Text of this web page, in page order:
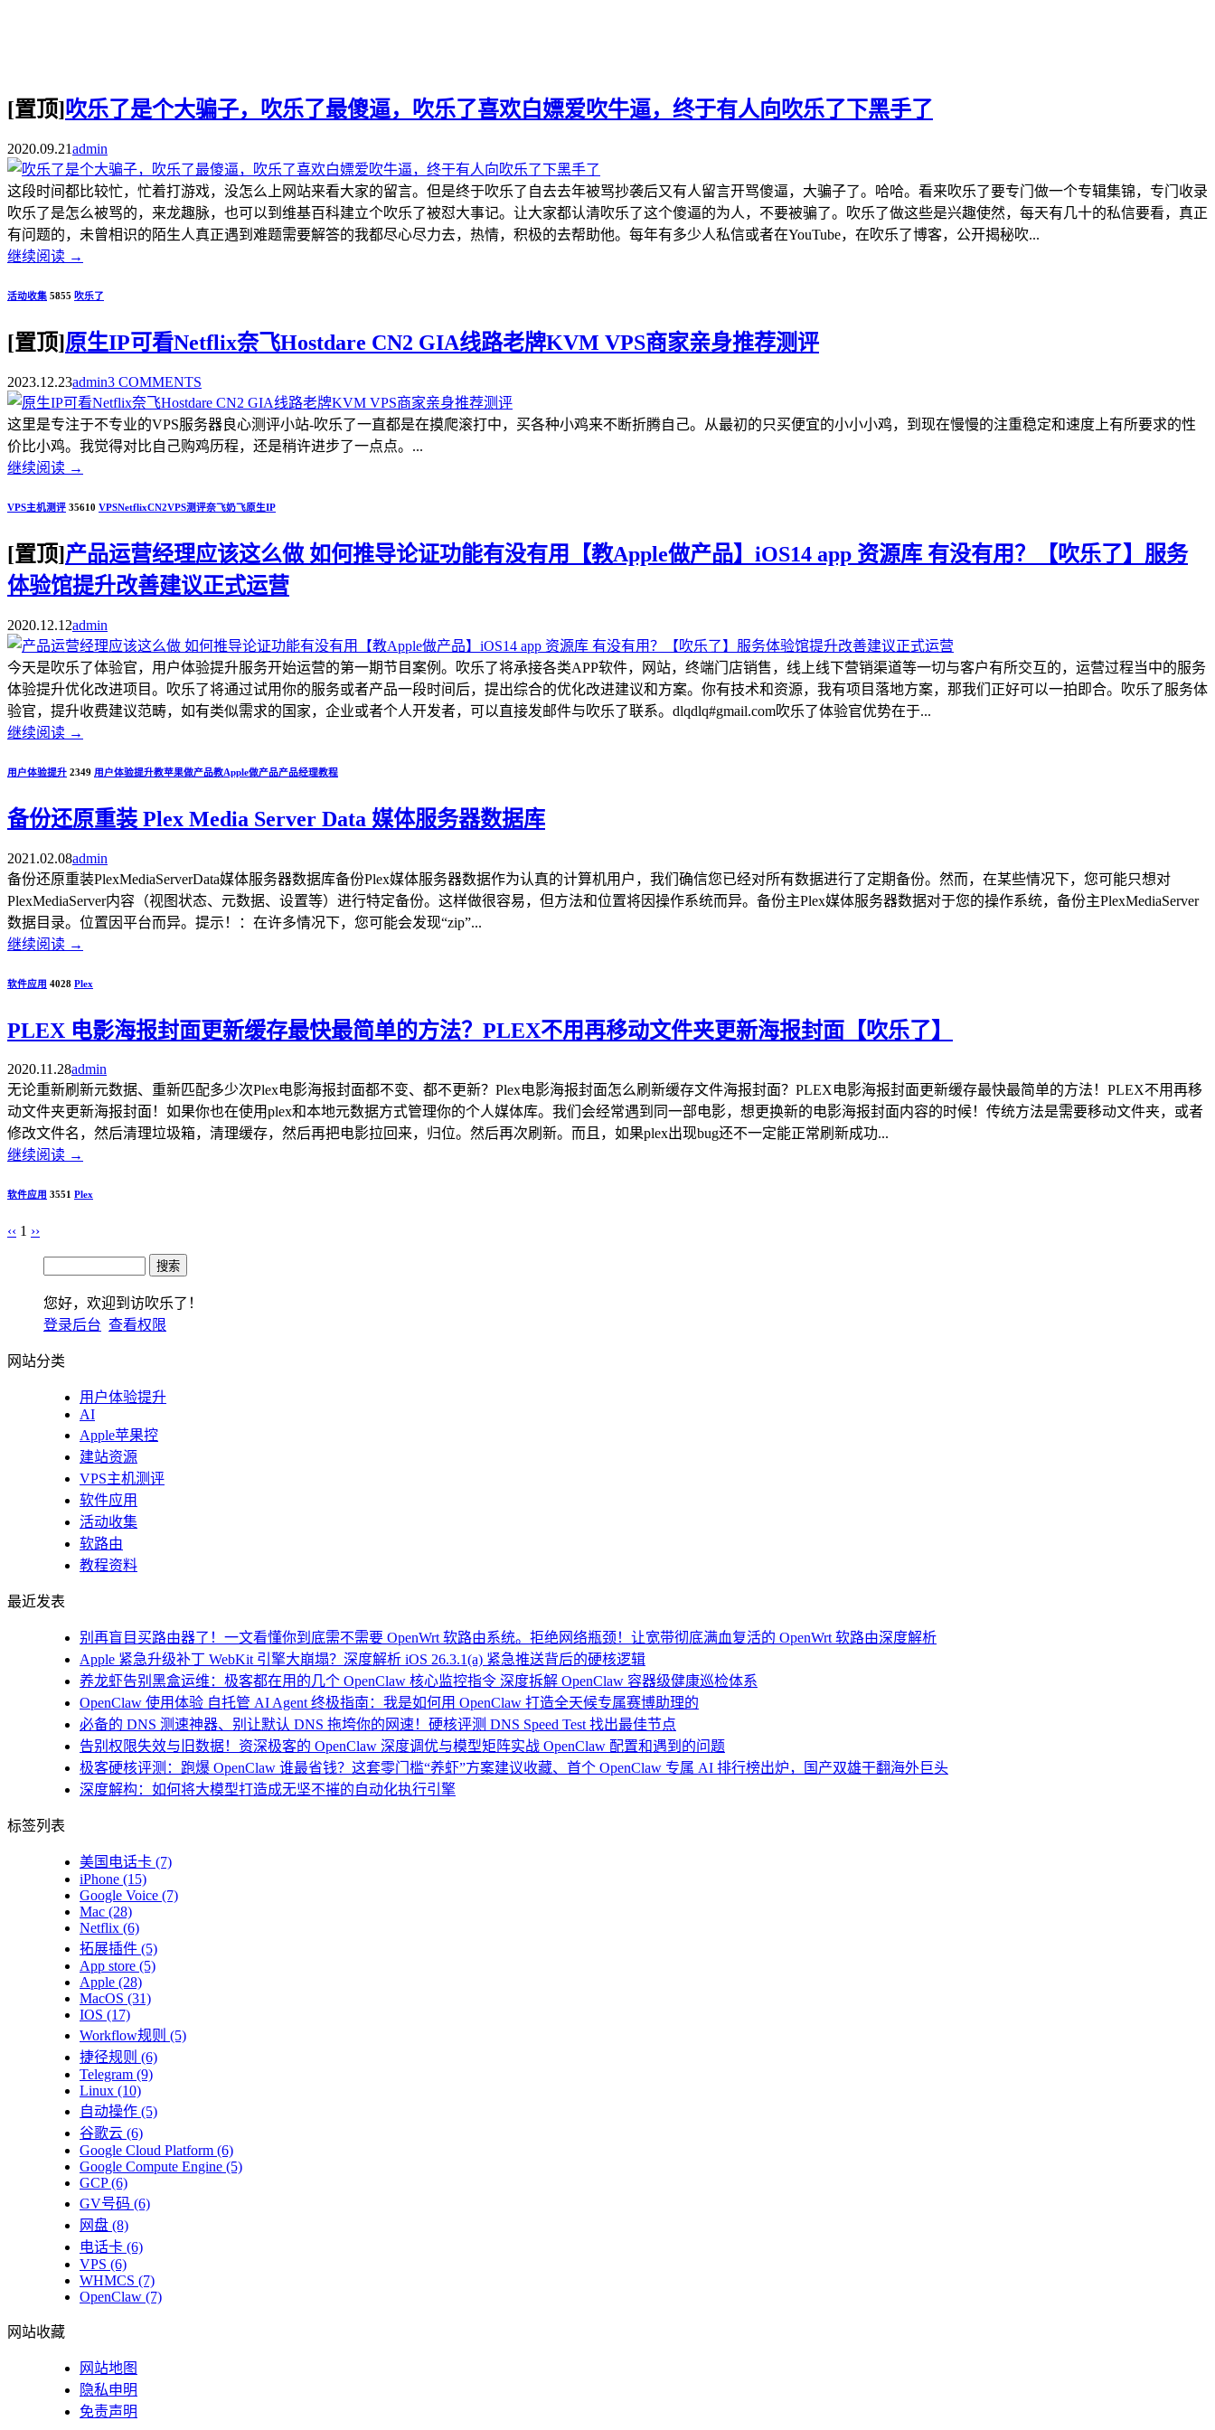
[置顶]吹乐了是个大骗子，吹乐了最傻逼，吹乐了喜欢白嫖爱吹牛逼，终于有人向吹乐了下黑手了
2020.09.21admin
这段时间都比较忙，忙着打游戏，没怎么上网站来看大家的留言。但是终于吹乐了自去去年被骂抄袭后又有人留言开骂傻逼，大骗子了。哈哈。看来吹乐了要专门做一个专辑集锦，专门收录
吹乐了是怎么被骂的，来龙趣脉，也可以到维基百科建立个吹乐了被怼大事记。让大家都认清吹乐了这个傻逼的为人，不要被骗了。吹乐了做这些是兴趣使然，每天有几十的私信要看，真正
有问题的，未曾相识的陌生人真正遇到难题需要解答的我都尽心尽力去，热情，积极的去帮助他。每年有多少人私信或者在YouTube，在吹乐了博客，公开揭秘吹...
继续阅读 →
活动收集 5855 吹乐了
[置顶]原生IP可看Netflix奈飞Hostdare CN2 GIA线路老牌KVM VPS商家亲身推荐测评
2023.12.23admin3 COMMENTS
这里是专注于不专业的VPS服务器良心测评小站-吹乐了一直都是在摸爬滚打中，买各种小鸡来不断折腾自己。从最初的只买便宜的小小小鸡，到现在慢慢的注重稳定和速度上有所要求的性
价比小鸡。我觉得对比自己购鸡历程，还是稍许进步了一点点。...
继续阅读 →
VPS主机测评 35610 VPSNetflixCN2VPS测评奈飞奶飞原生IP
[置顶]产品运营经理应该这么做 如何推导论证功能有没有用【教Apple做产品】iOS14 app 资源库 有没有用？【吹乐了】服务
体验馆提升改善建议正式运营
2020.12.12admin
今天是吹乐了体验官，用户体验提升服务开始运营的第一期节目案例。吹乐了将承接各类APP软件，网站，终端门店销售，线上线下营销渠道等一切与客户有所交互的，运营过程当中的服务
体验提升优化改进项目。吹乐了将通过试用你的服务或者产品一段时间后，提出综合的优化改进建议和方案。你有技术和资源，我有项目落地方案，那我们正好可以一拍即合。吹乐了服务体
验官，提升收费建议范畴，如有类似需求的国家，企业或者个人开发者，可以直接发邮件与吹乐了联系。dlqdlq#gmail.com吹乐了体验官优势在于...
继续阅读 →
用户体验提升 2349 用户体验提升教苹果做产品教Apple做产品产品经理教程
备份还原重装 Plex Media Server Data 媒体服务器数据库
2021.02.08admin
备份还原重装PlexMediaServerData媒体服务器数据库备份Plex媒体服务器数据作为认真的计算机用户，我们确信您已经对所有数据进行了定期备份。然而，在某些情况下，您可能只想对
PlexMediaServer内容（视图状态、元数据、设置等）进行特定备份。这样做很容易，但方法和位置将因操作系统而异。备份主Plex媒体服务器数据对于您的操作系统，备份主PlexMediaServer
数据目录。位置因平台而异。提示！：在许多情况下，您可能会发现“zip”...
继续阅读 →
软件应用 4028 Plex
PLEX 电影海报封面更新缓存最快最简单的方法？PLEX不用再移动文件夹更新海报封面【吹乐了】
2020.11.28admin
无论重新刷新元数据、重新匹配多少次Plex电影海报封面都不变、都不更新？Plex电影海报封面怎么刷新缓存文件海报封面？PLEX电影海报封面更新缓存最快最简单的方法！PLEX不用再移
动文件夹更新海报封面！如果你也在使用plex和本地元数据方式管理你的个人媒体库。我们会经常遇到同一部电影，想更换新的电影海报封面内容的时候！传统方法是需要移动文件夹，或者
修改文件名，然后清理垃圾箱，清理缓存，然后再把电影拉回来，归位。然后再次刷新。而且，如果plex出现bug还不一定能正常刷新成功...
继续阅读 →
软件应用 3551 Plex
‹‹ 1 ››
您好，欢迎到访吹乐了！
登录后台 查看权限
网站分类
用户体验提升
AI
Apple苹果控
建站资源
VPS主机测评
软件应用
活动收集
软路由
教程资料
最近发表
别再盲目买路由器了！一文看懂你到底需不需要 OpenWrt 软路由系统。拒绝网络瓶颈！让宽带彻底满血复活的 OpenWrt 软路由深度解析
Apple 紧急升级补丁 WebKit 引擎大崩塌？深度解析 iOS 26.3.1(a) 紧急推送背后的硬核逻辑
养龙虾告别黑盒运维：极客都在用的几个 OpenClaw 核心监控指令 深度拆解 OpenClaw 容器级健康巡检体系
OpenClaw 使用体验 自托管 AI Agent 终极指南：我是如何用 OpenClaw 打造全天候专属赛博助理的
必备的 DNS 测速神器、别让默认 DNS 拖垮你的网速！硬核评测 DNS Speed Test 找出最佳节点
告别权限失效与旧数据！资深极客的 OpenClaw 深度调优与模型矩阵实战 OpenClaw 配置和遇到的问题
极客硬核评测：跑爆 OpenClaw 谁最省钱？这套零门槛“养虾”方案建议收藏、首个 OpenClaw 专属 AI 排行榜出炉，国产双雄干翻海外巨头
深度解构：如何将大模型打造成无坚不摧的自动化执行引擎
标签列表
美国电话卡 (7)
iPhone (15)
Google Voice (7)
Mac (28)
Netflix (6)
拓展插件 (5)
App store (5)
Apple (28)
MacOS (31)
IOS (17)
Workflow规则 (5)
捷径规则 (6)
Telegram (9)
Linux (10)
自动操作 (5)
谷歌云 (6)
Google Cloud Platform (6)
Google Compute Engine (5)
GCP(6)
GV号码 (6)
网盘 (8)
电话卡 (6)
VPS (6)
WHMCS (7)
OpenClaw (7)
网站收藏
网站地图
隐私申明
免责声明